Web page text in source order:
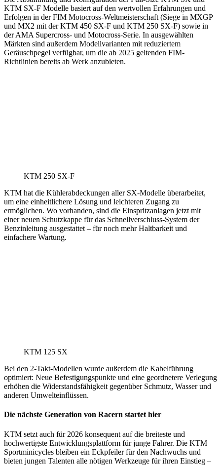
KTM SX-F Modelle basiert auf den wertvollen Erfahrungen und
Erfolgen in der FIM Motocross-Weltmeisterschaft (Siege in MXGP
und MX2 mit der KTM 450 SX-F und KTM 250 SX-F) sowie in
der AMA Supercross- und Motocross-Serie. In ausgewählten
Märkten sind außerdem Modellvarianten mit reduziertem
Geräuschpegel verfügbar, um die ab 2025 geltenden FIM-
Richtlinien bereits ab Werk anzubieten.
KTM 250 SX-F
KTM hat die Kühlerabdeckungen aller SX-Modelle überarbeitet,
um eine einheitlichere Lösung und leichteren Zugang zu
ermöglichen. Wo vorhanden, sind die Einspritzanlagen jetzt mit
einer neuen Schutzkappe für das Schnellverschluss-System der
Benzinleitung ausgestattet – für noch mehr Haltbarkeit und
einfachere Wartung.
KTM 125 SX
Bei den 2-Takt-Modellen wurde außerdem die Kabelführung
optimiert: Neue Befestigungspunkte und eine geordnetere Verlegung
erhöhen die Widerstandsfähigkeit gegenüber Schmutz, Wasser und
anderen Umwelteinflüssen.
Die nächste Generation von Racern startet hier
KTM setzt auch für 2026 konsequent auf die breiteste und
hochwertigste Entwicklungsplattform für junge Fahrer. Die KTM
Sportminicycles bleiben ein Eckpfeiler für den Nachwuchs und
bieten jungen Talenten alle nötigen Werkzeuge für ihren Einstieg –